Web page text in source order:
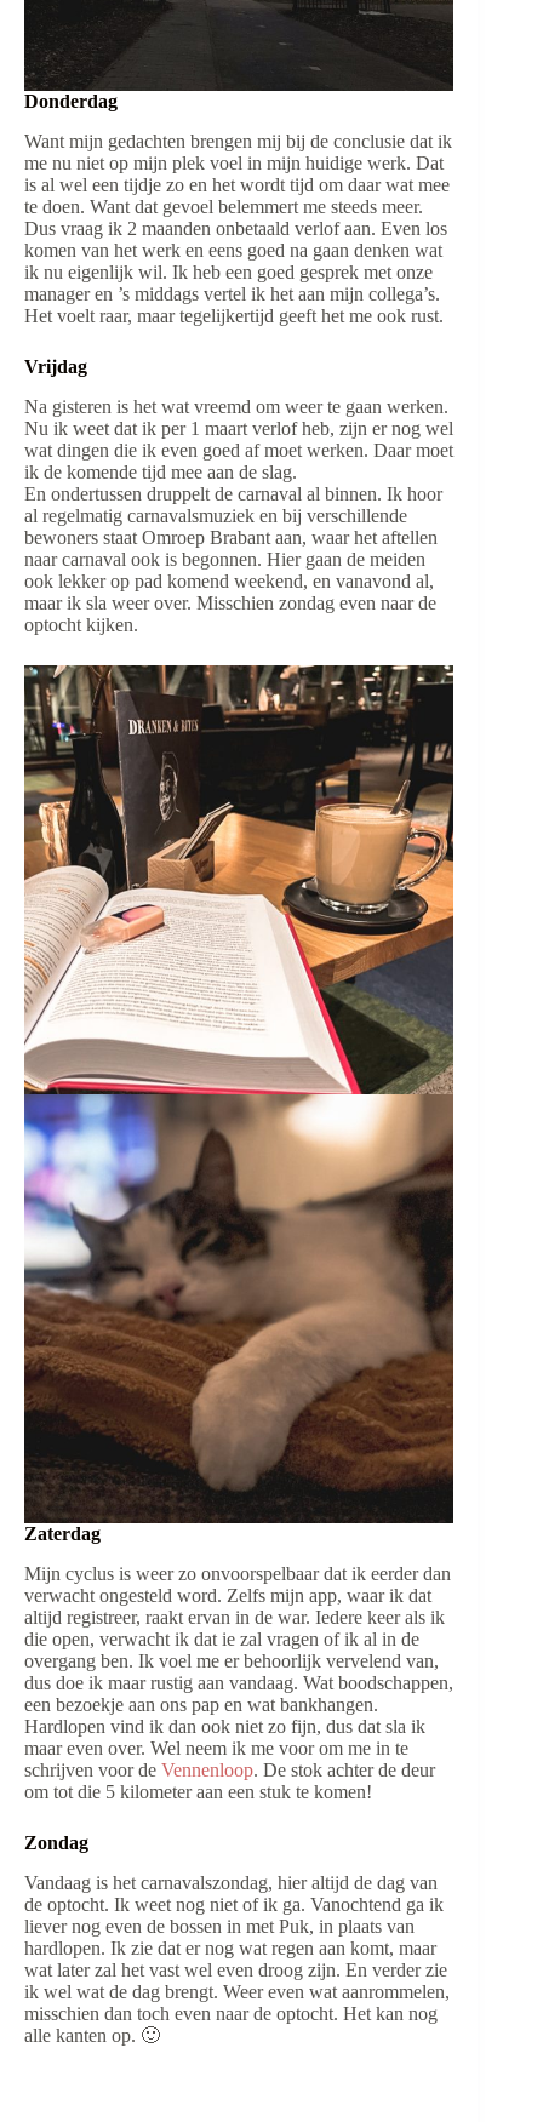
Donderdag
Want mijn gedachten brengen mij bij de conclusie dat ik
me nu niet op mijn plek voel in mijn huidige werk. Dat
is al wel een tijdje zo en het wordt tijd om daar wat mee
te doen. Want dat gevoel belemmert me steeds meer.
Dus vraag ik 2 maanden onbetaald verlof aan. Even los
komen van het werk en eens goed na gaan denken wat
ik nu eigenlijk wil. Ik heb een goed gesprek met onze
manager en ’s middags vertel ik het aan mijn collega’s.
Het voelt raar, maar tegelijkertijd geeft het me ook rust.
Vrijdag
Na gisteren is het wat vreemd om weer te gaan werken.
Nu ik weet dat ik per 1 maart verlof heb, zijn er nog wel
wat dingen die ik even goed af moet werken. Daar moet
ik de komende tijd mee aan de slag.
En ondertussen druppelt de carnaval al binnen. Ik hoor
al regelmatig carnavalsmuziek en bij verschillende
bewoners staat Omroep Brabant aan, waar het aftellen
naar carnaval ook is begonnen. Hier gaan de meiden
ook lekker op pad komend weekend, en vanavond al,
maar ik sla weer over. Misschien zondag even naar de
optocht kijken.
Zaterdag
Mijn cyclus is weer zo onvoorspelbaar dat ik eerder dan
verwacht ongesteld word. Zelfs mijn app, waar ik dat
altijd registreer, raakt ervan in de war. Iedere keer als ik
die open, verwacht ik dat ie zal vragen of ik al in de
overgang ben. Ik voel me er behoorlijk vervelend van,
dus doe ik maar rustig aan vandaag. Wat boodschappen,
een bezoekje aan ons pap en wat bankhangen.
Hardlopen vind ik dan ook niet zo fijn, dus dat sla ik
maar even over. Wel neem ik me voor om me in te
schrijven voor de Vennenloop. De stok achter de deur
om tot die 5 kilometer aan een stuk te komen!
Zondag
Vandaag is het carnavalszondag, hier altijd de dag van
de optocht. Ik weet nog niet of ik ga. Vanochtend ga ik
liever nog even de bossen in met Puk, in plaats van
hardlopen. Ik zie dat er nog wat regen aan komt, maar
wat later zal het vast wel even droog zijn. En verder zie
ik wel wat de dag brengt. Weer even wat aanrommelen,
misschien dan toch even naar de optocht. Het kan nog
alle kanten op. 🙂